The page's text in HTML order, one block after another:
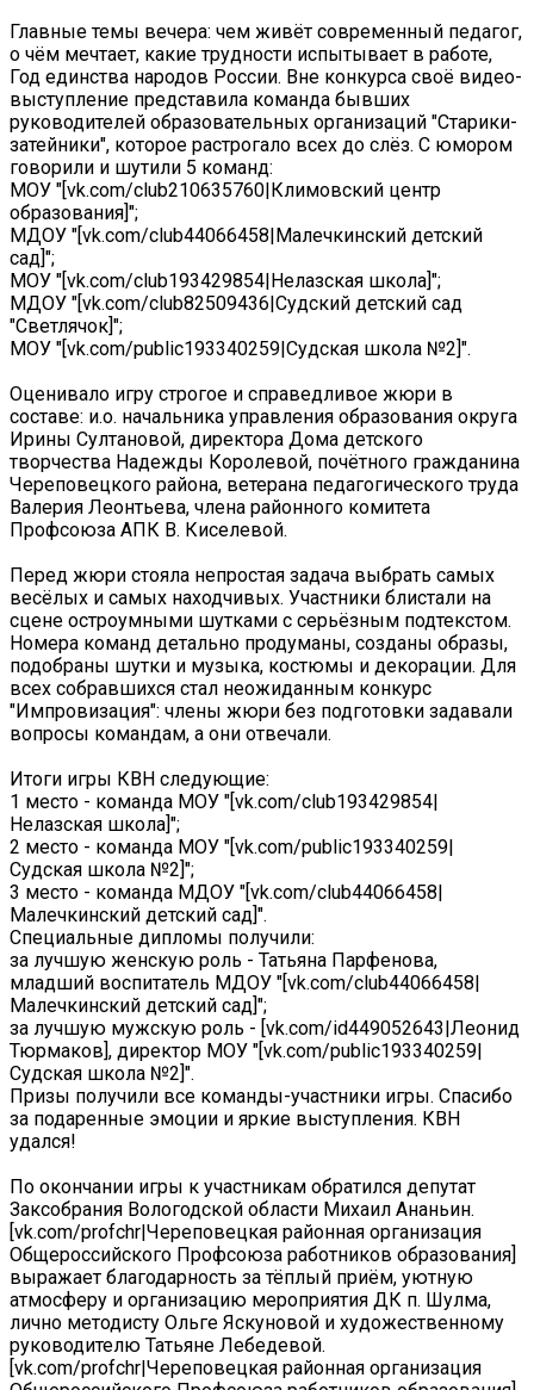
Главные темы вечера: чем живёт современный педагог,
о чём мечтает, какие трудности испытывает в работе,
Год единства народов России. Вне конкурса своё видео-
выступление представила команда бывших
руководителей образовательных организаций "Старики-
затейники", которое растрогало всех до слёз. С юмором
говорили и шутили 5 команд:
МОУ "[vk.com/club210635760|Климовский центр
образования]";
МДОУ "[vk.com/club44066458|Малечкинский детский
сад]";
МОУ "[vk.com/club193429854|Нелазская школа]";
МДОУ "[vk.com/club82509436|Судский детский сад
"Светлячок]";
МОУ "[vk.com/public193340259|Судская школа №2]".
Оценивало игру строгое и справедливое жюри в
составе: и.о. начальника управления образования округа
Ирины Султановой, директора Дома детского
творчества Надежды Королевой, почётного гражданина
Череповецкого района, ветерана педагогического труда
Валерия Леонтьева, члена районного комитета
Профсоюза АПК В. Киселевой.
Перед жюри стояла непростая задача выбрать самых
весёлых и самых находчивых. Участники блистали на
сцене остроумными шутками с серьёзным подтекстом.
Номера команд детально продуманы, созданы образы,
подобраны шутки и музыка, костюмы и декорации. Для
всех собравшихся стал неожиданным конкурс
"Импровизация": члены жюри без подготовки задавали
вопросы командам, а они отвечали.
Итоги игры КВН следующие:
1 место - команда МОУ "[vk.com/club193429854|
Нелазская школа]";
2 место - команда МОУ "[vk.com/public193340259|
Судская школа №2]";
3 место - команда МДОУ "[vk.com/club44066458|
Малечкинский детский сад]".
Специальные дипломы получили:
за лучшую женскую роль - Татьяна Парфенова,
младший воспитатель МДОУ "[vk.com/club44066458|
Малечкинский детский сад]";
за лучшую мужскую роль - [vk.com/id449052643|Леонид
Тюрмаков], директор МОУ "[vk.com/public193340259|
Судская школа №2]".
Призы получили все команды-участники игры. Спасибо
за подаренные эмоции и яркие выступления. КВН
удался!
По окончании игры к участникам обратился депутат
Заксобрания Вологодской области Михаил Ананьин.
[vk.com/profchr|Череповецкая районная организация
Общероссийского Профсоюза работников образования]
выражает благодарность за тёплый приём, уютную
атмосферу и организацию мероприятия ДК п. Шулма,
лично методисту Ольге Яскуновой и художественному
руководителю Татьяне Лебедевой.
[vk.com/profchr|Череповецкая районная организация